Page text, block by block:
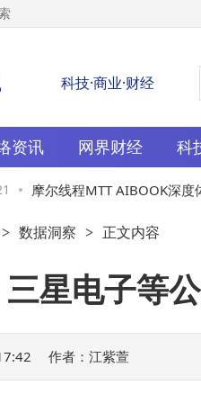
科技·商业·财经
资讯 网界财经 科
摩尔线程MTT AIBOOK深度体
加持下的AI开发新选择
> 数据洞察 > 正文内容
星电子等
作者：江紫萱